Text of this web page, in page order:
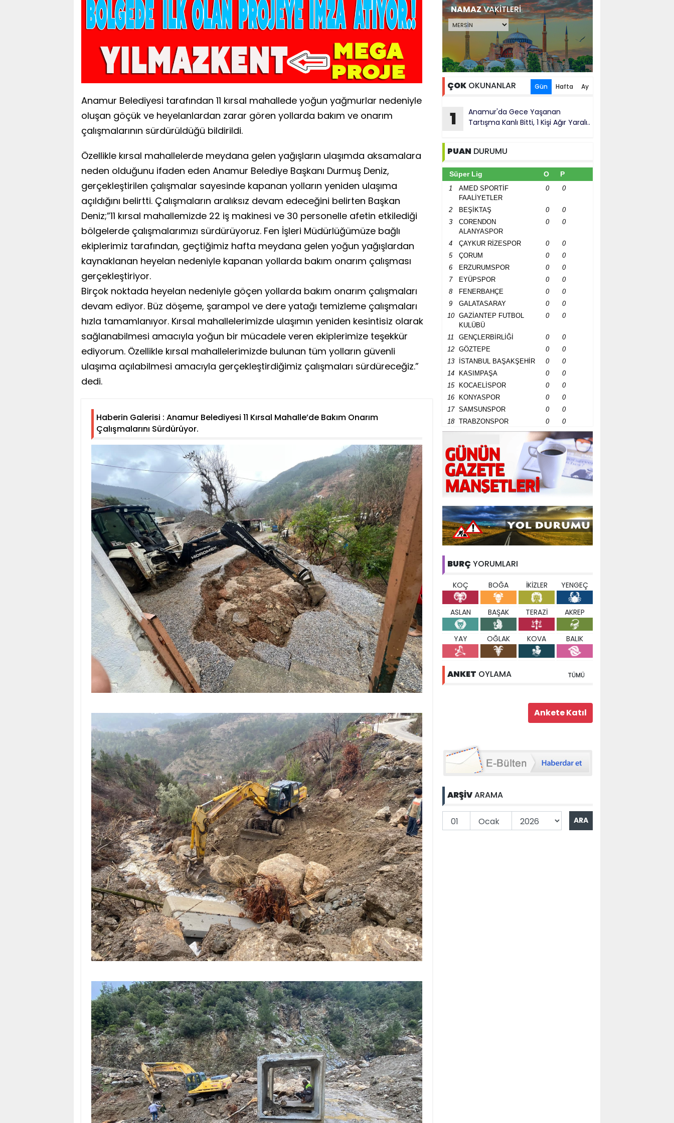
Anamur Belediyesi tarafından 11 kırsal mahallede yoğun yağmurlar nedeniyle
oluşan göçük ve heyelanlardan zarar gören yollarda bakım ve onarım
çalışmalarının sürdürüldüğü bildirildi.
Özellikle kırsal mahallelerde meydana gelen yağışların ulaşımda aksamalara
neden olduğunu ifaden eden Anamur Belediye Başkanı Durmuş Deniz,
gerçekleştirilen çalışmalar sayesinde kapanan yolların yeniden ulaşıma
açıldığını belirtti. Çalışmaların aralıksız devam edeceğini belirten Başkan
Deniz;”11 kırsal mahallemizde 22 iş makinesi ve 30 personelle afetin etkilediği
bölgelerde çalışmalarımızı sürdürüyoruz. Fen İşleri Müdürlüğümüze bağlı
ekiplerimiz tarafından, geçtiğimiz hafta meydana gelen yoğun yağışlardan
kaynaklanan heyelan nedeniyle kapanan yollarda bakım onarım çalışması
gerçekleştiriyor.
Birçok noktada heyelan nedeniyle göçen yollarda bakım onarım çalışmaları
devam ediyor. Büz döşeme, şarampol ve dere yatağı temizleme çalışmaları
hızla tamamlanıyor. Kırsal mahallelerimizde ulaşımın yeniden kesintisiz olarak
sağlanabilmesi amacıyla yoğun bir mücadele veren ekiplerimize teşekkür
ediyorum. Özellikle kırsal mahallelerimizde bulunan tüm yolların güvenli
ulaşıma açılabilmesi amacıyla gerçekleştirdiğimiz çalışmaları sürdüreceğiz.”
dedi.
Haberin Galerisi : Anamur Belediyesi 11 Kırsal Mahalle’de Bakım Onarım
Çalışmalarını Sürdürüyor.
NAMAZVAKİTLERİ
ÇOK OKUNANLAR Gün Hafta Ay
1
Anamur'da Gece Yaşanan
Tartışma Kanlı Bitti, 1 Kişi Ağır Yaralı..
PUAN DURUMU
Süper Lig O P
1
AMED SPORTİF
FAALİYETLER
0 0
2 BEŞİKTAŞ 0
0
3
CORENDON
ALANYASPOR
0 0
4 ÇAYKUR RİZESPOR 0
0
5
ÇORUM 0
0
6
ERZURUMSPOR 0
0
7
EYÜPSPOR 0
0
8
FENERBAHÇE 0
0
9
GALATASARAY 0
0
10
GAZİANTEP FUTBOL
KULÜBÜ
0 0
11 GENÇLERBİRLİĞİ 0
0
12
GÖZTEPE 0
0
13
İSTANBUL BAŞAKŞEHİR 0
0
14
KASIMPAŞA 0
0
15
KOCAELİSPOR 0
0
16
KONYASPOR 0
0
17
SAMSUNSPOR 0
0
18
TRABZONSPOR 0 0
BURÇ YORUMLARI
KOÇ BOĞA İKİZLER YENGEÇ
ASLAN BAŞAK TERAZİ AKREP
YAY OĞLAK KOVA BALIK
ANKET OYLAMA TÜMÜ
ARŞİVARAMA